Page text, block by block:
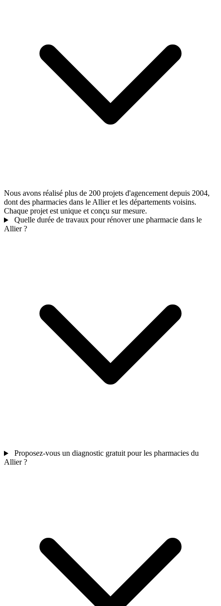
Nous avons réalisé plus de 200 projets d'agencement depuis 2004,
dont des pharmacies dans le Allier et les départements voisins.
Chaque projet est unique et conçu sur mesure.
Quelle durée de travaux pour rénover une pharmacie dans le
Allier ?
Proposez-vous un diagnostic gratuit pour les pharmacies du
Allier ?